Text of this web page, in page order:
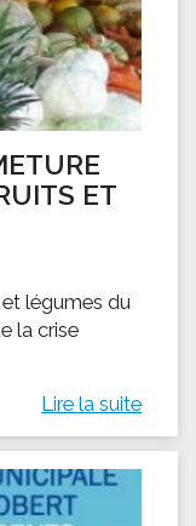
ET
légumes du
la crise
Lire la suite